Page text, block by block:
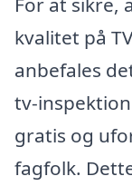
kvalitet på
anbefales
tv-
gratis og
fagfolk.